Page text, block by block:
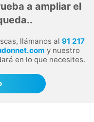
a ampliar el
llámanos al 91 217
y nuestro
en lo que necesites.